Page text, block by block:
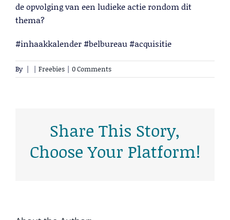
de opvolging van een ludieke actie rondom dit
thema?
#inhaakkalender #belbureau #acquisitie
By | | Freebies | 0 Comments
Share This Story,
Choose Your Platform!